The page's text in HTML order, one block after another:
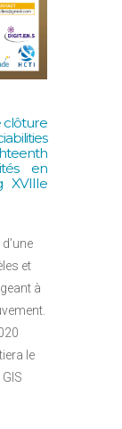
clôture
en
XVIIIe
et
à
le